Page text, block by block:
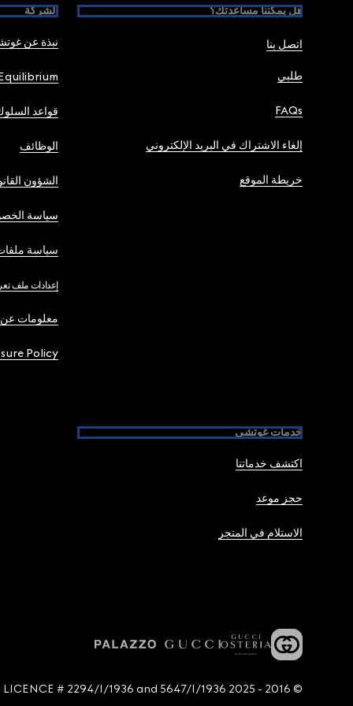
هل يمكننا مساعدتك؟
اتصل بنا
طلبي
FAQs
إلغاء الاشتراك في البريد الإلكتروني
خريطة الموقع
الشركة
نبذة عن
قواعد
الوظائف
الشؤون
سياسة
سياسة
إعدادات ملف
معلومات
Policy
خدمات غوتشي
اكتشف خدماتنا
حجز موعد
الاستلام في المتجر
© 2016 - 2025 Guccio Gucci S.p.A. - All rights reserved. SIAE LICENCE # 2294/I/1936 and 5647/I/1936